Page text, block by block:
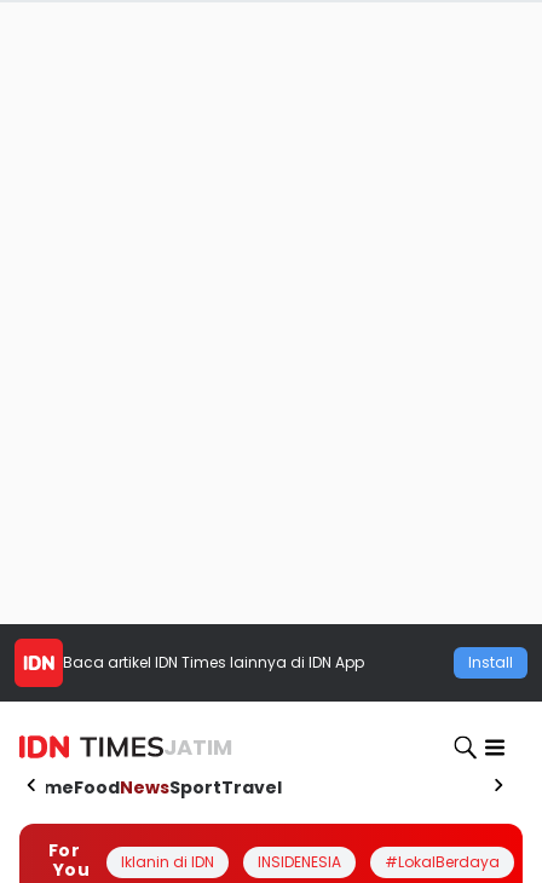
Baca artikel IDN Times lainnya di IDN App Install
JATIM
HomeFoodNewsSportTravel
For
You
Iklanin di IDN INSIDENESIA #LokalBerdaya